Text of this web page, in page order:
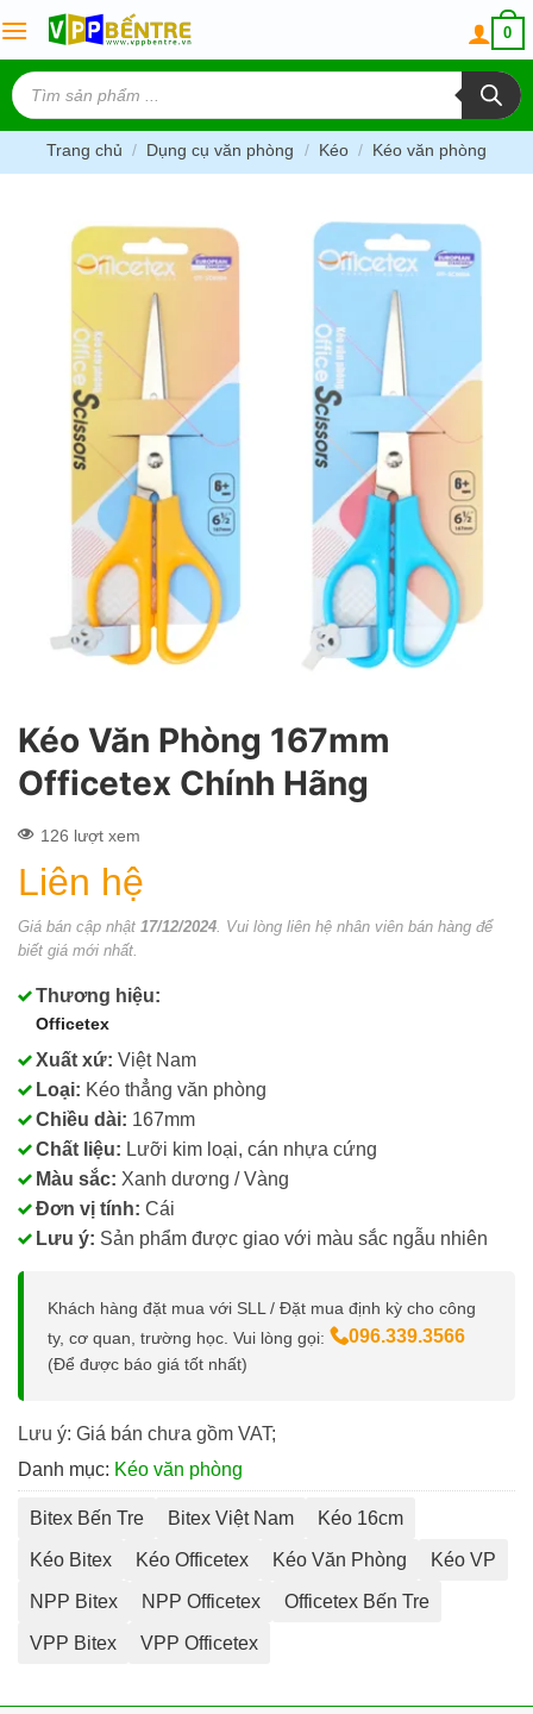
to
content
0
Tìm
kiếm
sản
phẩm
Trang chủ / Dụng cụ văn phòng / Kéo / Kéo văn phòng
Kéo Văn Phòng 167mm
Officetex Chính Hãng
126 lượt xem
Liên hệ
Giá bán cập nhật 17/12/2024. Vui lòng liên hệ nhân viên bán hàng để
biết giá mới nhất.
Thương hiệu:
Officetex
Xuất xứ: Việt Nam
Loại: Kéo thẳng văn phòng
Chiều dài: 167mm
Chất liệu: Lưỡi kim loại, cán nhựa cứng
Màu sắc: Xanh dương / Vàng
Đơn vị tính: Cái
Lưu ý: Sản phẩm được giao với màu sắc ngẫu nhiên
Khách hàng đặt mua với SLL / Đặt mua định kỳ cho công
ty, cơ quan, trường học. Vui lòng gọi:
096.339.3566
(Để được báo giá tốt nhất)
Lưu ý: Giá bán chưa gồm VAT;
Danh mục: Kéo văn phòng
Bitex Bến Tre Bitex Việt Nam Kéo 16cm
Kéo Bitex Kéo Officetex Kéo Văn Phòng Kéo VP
NPP Bitex NPP Officetex Officetex Bến Tre
VPP Bitex VPP Officetex